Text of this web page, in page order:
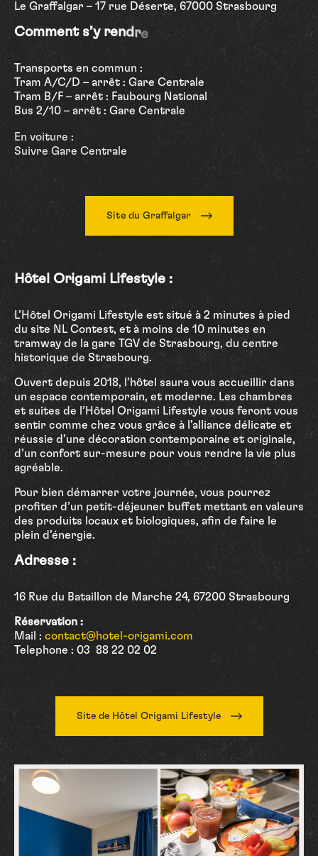
Le Graffalgar – 17 rue Déserte, 67000 Strasbourg
Comment s’y rendre :
Transports en commun :
Tram A/C/D – arrêt : Gare Centrale
Tram B/F – arrêt : Faubourg National
Bus 2/10 – arrêt : Gare Centrale
En voiture :
Suivre Gare Centrale
Site du Graffalgar
Hôtel Origami Lifestyle :
L’Hôtel Origami Lifestyle est situé à 2 minutes à pied
du site NL Contest, et à moins de 10 minutes en
tramway de la gare TGV de Strasbourg, du centre
historique de Strasbourg.
Ouvert depuis 2018, l’hôtel saura vous accueillir dans
un espace contemporain, et moderne. Les chambres
et suites de l’Hôtel Origami Lifestyle vous feront vous
sentir comme chez vous grâce à l’alliance délicate et
réussie d’une décoration contemporaine et originale,
d’un confort sur-mesure pour vous rendre la vie plus
agréable.
Pour bien démarrer votre journée, vous pourrez
profiter d’un petit-déjeuner buffet mettant en valeurs
des produits locaux et biologiques, afin de faire le
plein d’énergie.
Adresse :
16 Rue du Bataillon de Marche 24, 67200 Strasbourg
Réservation :
Mail : contact@hotel-origami.com
Telephone : 03 88 22 02 02
Site de Hôtel Origami Lifestyle